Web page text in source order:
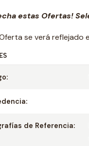
estas Ofertas!
se verá reflejado
de Referencia: